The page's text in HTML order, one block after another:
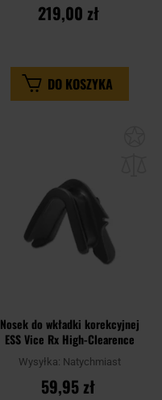
219,00 zł
DO KOSZYKA
Nosek do wkładki korekcyjnej
ESS Vice Rx High-Clearence
Wysyłka: Natychmiast
59,95 zł